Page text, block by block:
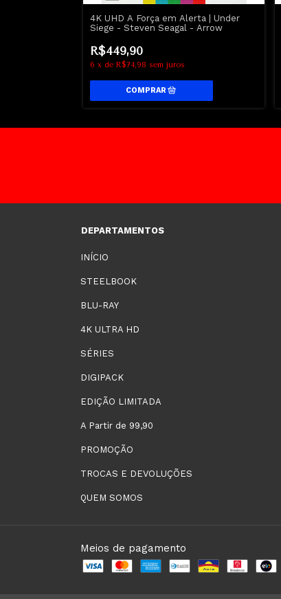
4K UHD A Força em Alerta | Under
Siege - Steven Seagal - Arrow
R$449,90
6 x de R$74,98 sem juros
DEPARTAMENTOS
INÍCIO
STEELBOOK
BLU-RAY
4K ULTRA HD
SÉRIES
DIGIPACK
EDIÇÃO LIMITADA
A Partir de 99,90
PROMOÇÃO
TROCAS E DEVOLUÇÕES
QUEM SOMOS
Meios de pagamento